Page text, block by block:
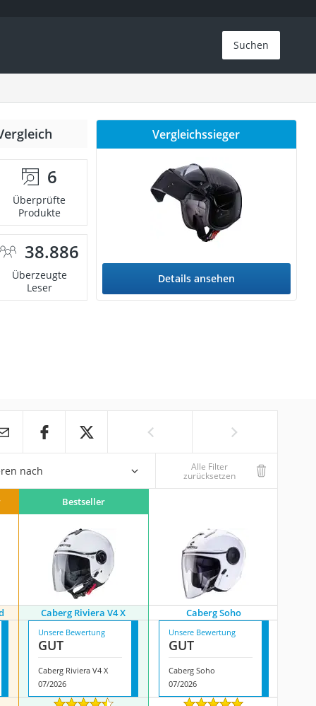
Suchen
6
Überprüfte
Produkte
38.886
Überzeugte
Leser
Vergleichssieger
Details ansehen
nach Alle Filter
zurücksetzen
Bestseller
Caberg Riviera V4 X
Caberg Soho
Unsere Bewertung
GUT
Caberg Riviera V4 X
07/2026
Unsere Bewertung
GUT
Caberg Soho
07/2026